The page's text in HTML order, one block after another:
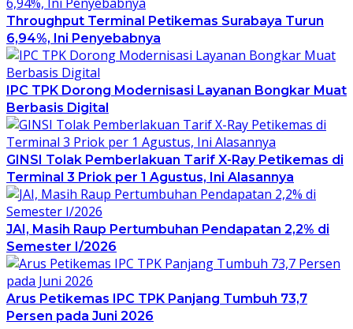
Throughput Terminal Petikemas Surabaya Turun
6,94%, Ini Penyebabnya
IPC TPK Dorong Modernisasi Layanan Bongkar Muat
Berbasis Digital
GINSI Tolak Pemberlakuan Tarif X-Ray Petikemas di
Terminal 3 Priok per 1 Agustus, Ini Alasannya
JAI, Masih Raup Pertumbuhan Pendapatan 2,2% di
Semester I/2026
Arus Petikemas IPC TPK Panjang Tumbuh 73,7
Persen pada Juni 2026